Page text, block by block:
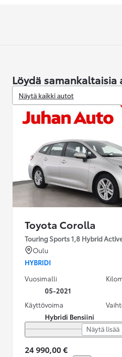
Löydä samankaltaisia
Näytä kaikki autot
Toyota Corolla
Touring Sports 1,8 Hybrid
Oulu
HYBRIDI
Vuosimalli
05-2021
Käyttövoima
Hybridi Bensiini
Näytä lisää
24 990,00 €